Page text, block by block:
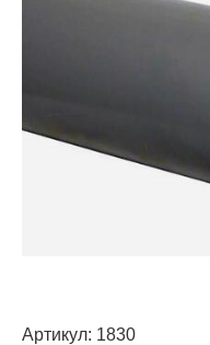
Артикул: 1830